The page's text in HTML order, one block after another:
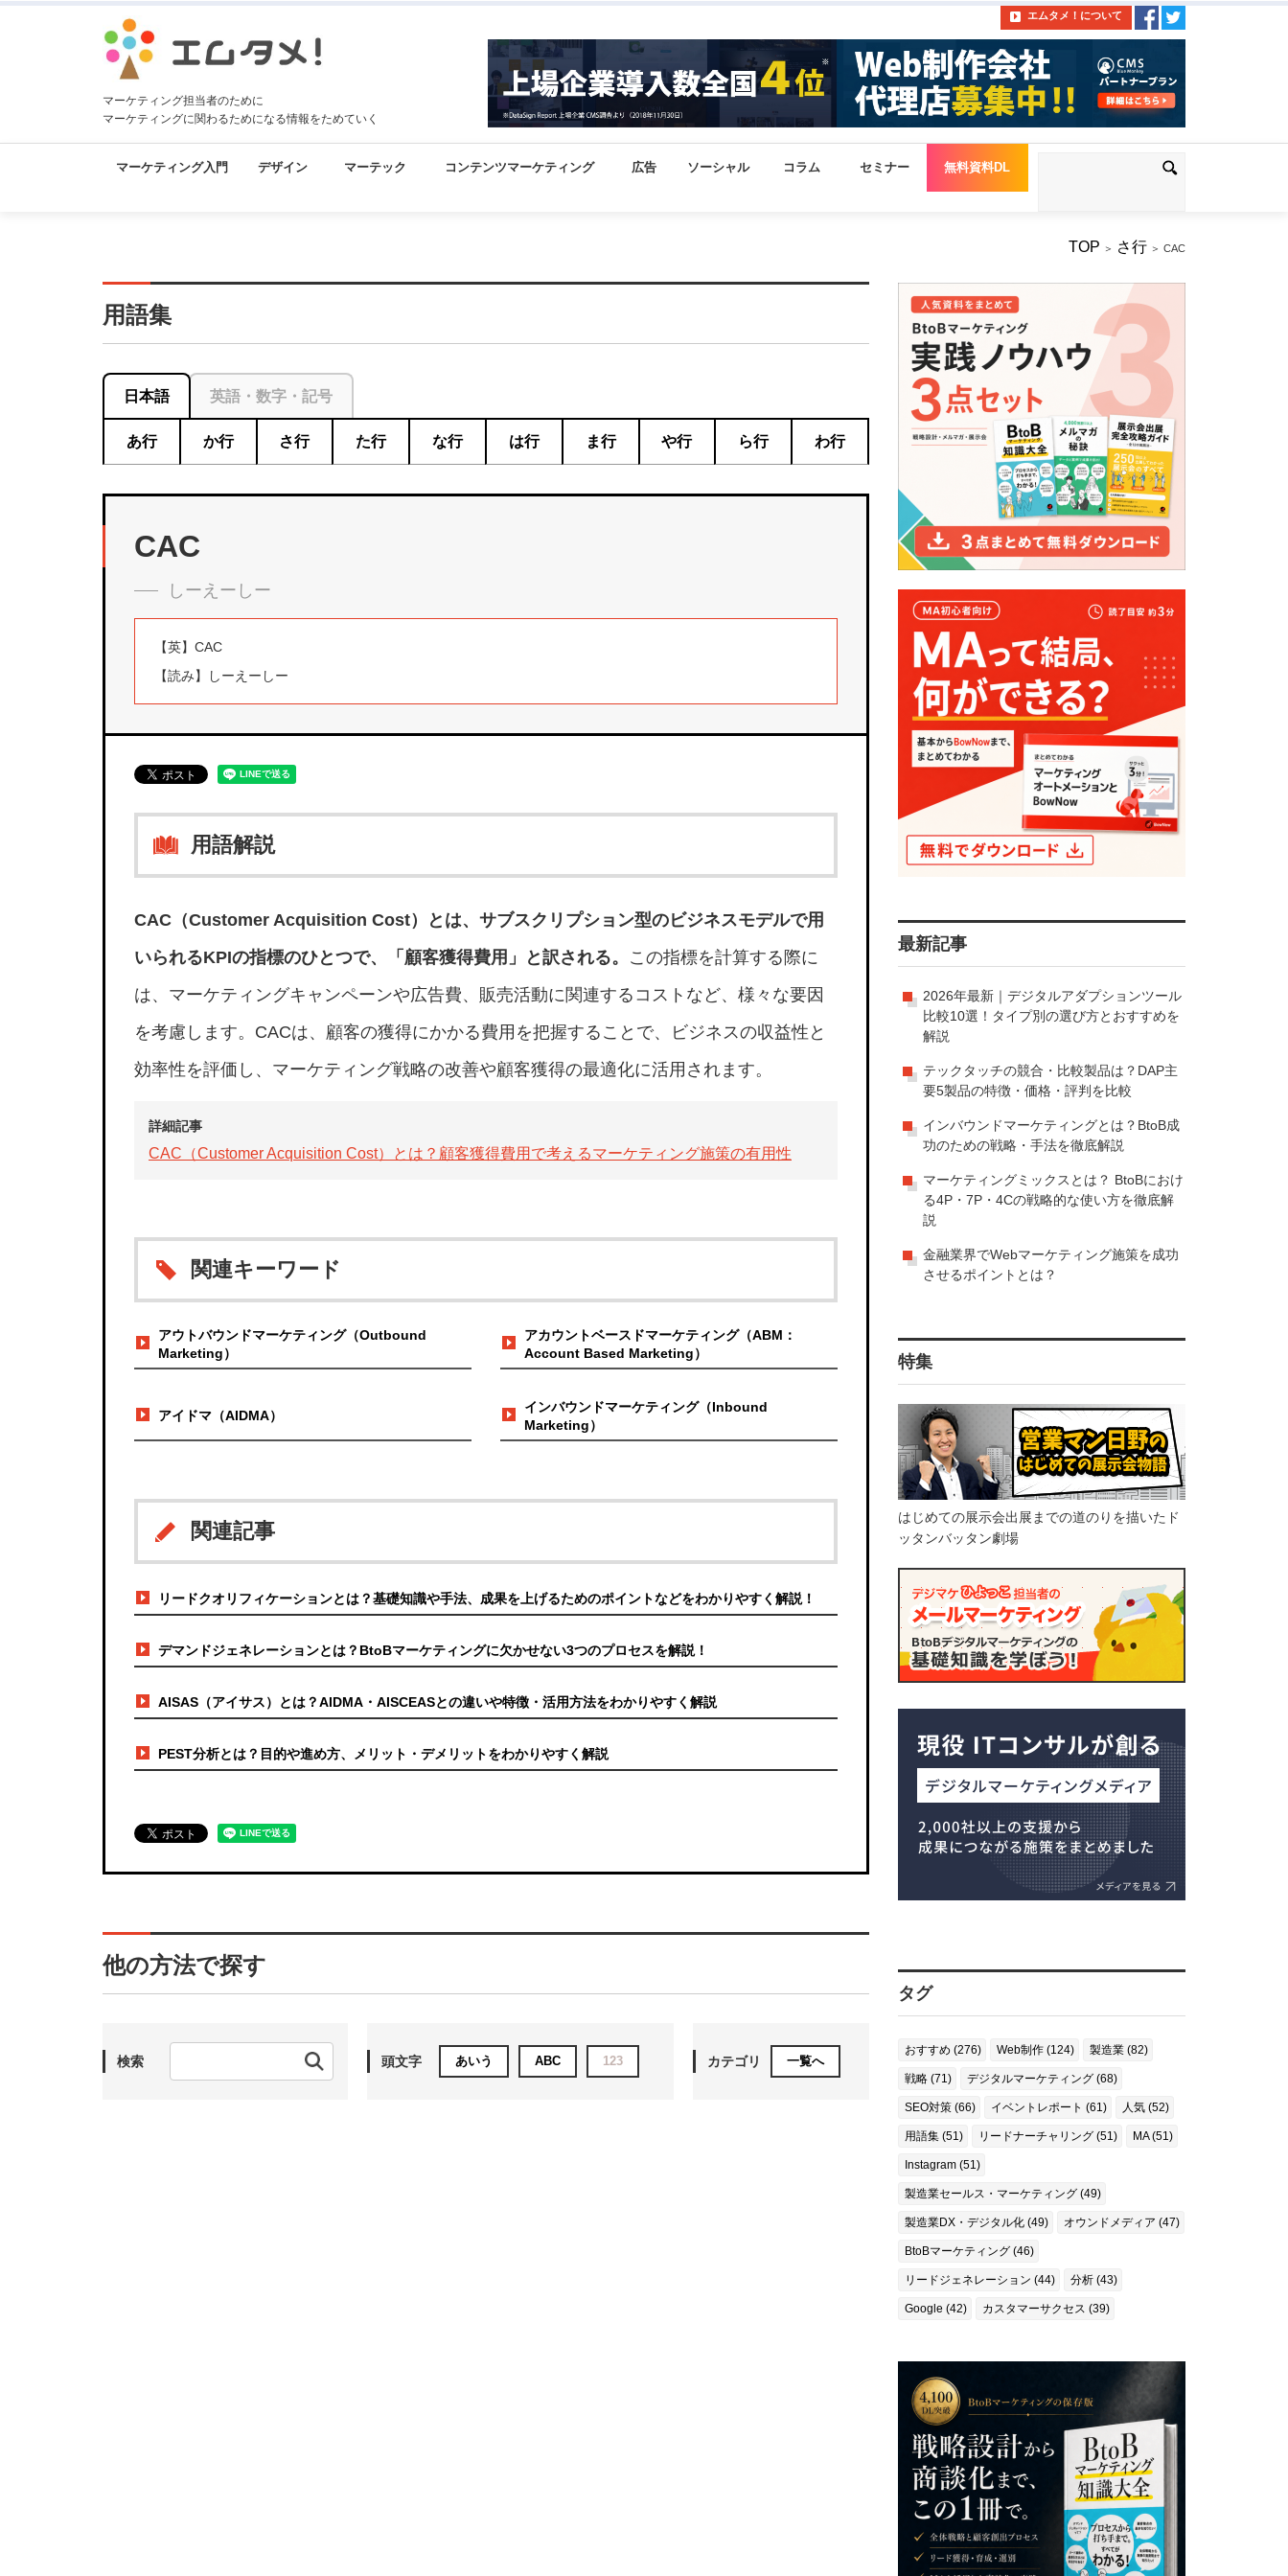
エムタメ！について
マーケティング担当者のために
マーケティングに関わるためになる情報をためていく
マーケティング入門 デザイン マーテック コンテンツマーケティング 広告 ソーシャル コラム セミナー 無料資料DL
TOP ＞ さ行 ＞ CAC
用語集
日本語 英語・数字・記号
あ行 か行 さ行 た行 な行 は行 ま行 や行 ら行 わ行
CAC
しーえーしー
【英】 CAC
【読み】
しーえーしー
用語解説
CAC（Customer Acquisition Cost）とは、サブスクリプション型のビジネスモデルで用
いられるKPIの指標のひとつで、「顧客獲得費用」と訳される。 この指標を計算する際に
は、マーケティングキャンペーンや広告費、販売活動に関連するコストなど、様々な要因
を考慮します。CACは、顧客の獲得にかかる費用を把握することで、ビジネスの収益性と
効率性を評価し、マーケティング戦略の改善や顧客獲得の最適化に活用されます。
詳細記事
CAC（Customer Acquisition Cost）とは？顧客獲得費用で考えるマーケティング施策の有用性
関連キーワード
アウトバウンドマーケティング（Outbound
Marketing）
アカウントベースドマーケティング（ABM：
Account Based Marketing）
アイドマ（AIDMA）
インバウンドマーケティング（Inbound
Marketing）
関連記事
リードクオリフィケーションとは？基礎知識や手法、成果を上げるためのポイントなどをわかりやすく解説！
デマンドジェネレーションとは？BtoBマーケティングに欠かせない3つのプロセスを解説！
AISAS（アイサス）とは？AIDMA・AISCEASとの違いや特徴・活用方法をわかりやすく解説
PEST分析とは？目的や進め方、メリット・デメリットをわかりやすく解説
他の方法で探す
検索 頭文字 あいう ABC 123 カテゴリ 一覧へ
最新記事
2026年最新｜デジタルアダプションツール
比較10選！タイプ別の選び方とおすすめを
解説
テックタッチの競合・比較製品は？DAP主
要5製品の特徴・価格・評判を比較
インバウンドマーケティングとは？BtoB成
功のための戦略・手法を徹底解説
マーケティングミックスとは？ BtoBにおけ
る4P・7P・4Cの戦略的な使い方を徹底解
説
金融業界でWebマーケティング施策を成功
させるポイントとは？
特集
はじめての展示会出展までの道のりを描いたド
ッタンバッタン劇場
タグ
おすすめ (276) Web制作 (124) 製造業 (82)
戦略 (71) デジタルマーケティング (68)
SEO対策 (66) イベントレポート (61) 人気 (52)
用語集 (51) リードナーチャリング (51) MA (51)
Instagram (51)
製造業セールス・マーケティング (49)
製造業DX・デジタル化 (49) オウンドメディア (47)
BtoBマーケティング (46)
リードジェネレーション (44) 分析 (43)
Google (42) カスタマーサクセス (39)